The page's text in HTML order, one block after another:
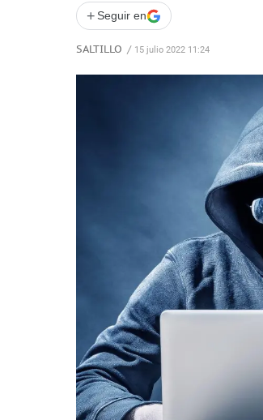
+ Seguir en
SALTILLO / 15 julio 2022 11:24